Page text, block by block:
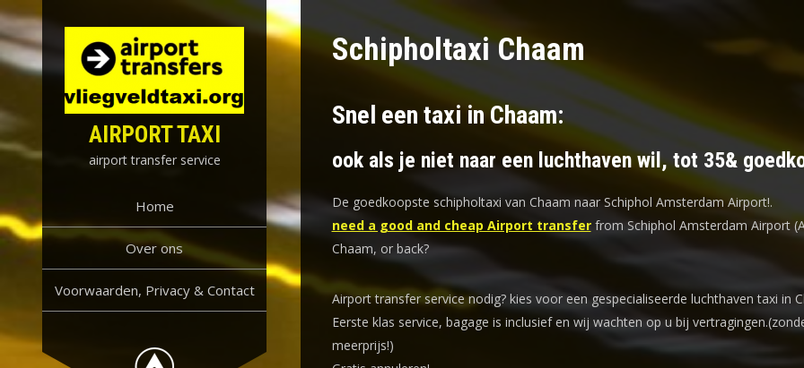
Skip
to
content
AIRPORT TAXI
airport transfer service
Home
Over ons
Voorwaarden, Privacy & Contact
Schipholtaxi Chaam
Snel een taxi in Chaam:
ook als je niet naar een luchthaven wil, tot 35&
De goedkoopste schipholtaxi van Chaam naar Schiphol Amsterdam Airport!.
need a good and cheap Airport transferfrom Schiphol Amsterdam Airport
Chaam, or back?
Airport transfer service nodig? kies voor een gespecialiseerde luchthaven taxi in
Eerste klas service, bagage is inclusief en wij wachten op u bij
meerprijs!)